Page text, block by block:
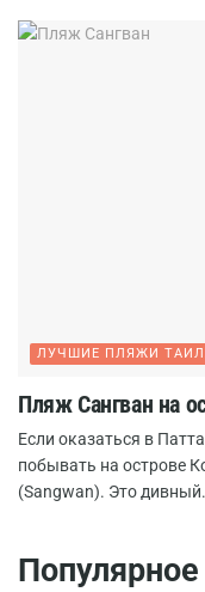
ЛУЧШИЕ ПЛЯЖИ
Пляж Сангван на
Если оказаться в
побывать на острове
(Sangwan). Это
Популярное